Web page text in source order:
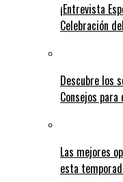
¡Entrevista
Celebración
Descubre los
Consejos
Las mejores
esta